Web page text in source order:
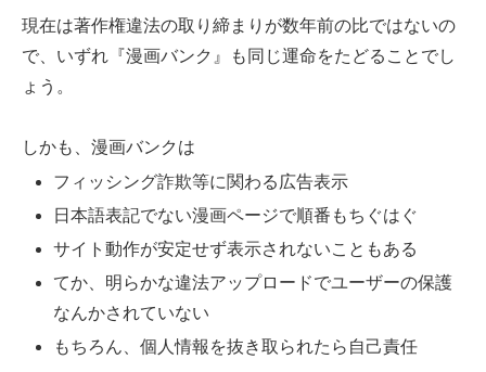
現在は著作権違法の取り締まりが数年前の比ではないの
で、いずれ『漫画バンク』も同じ運命をたどることでし
ょう。
しかも、漫画バンクは
フィッシング詐欺等に関わる広告表示
日本語表記でない漫画ページで順番もちぐはぐ
サイト動作が安定せず表示されないこともある
てか、明らかな違法アップロードでユーザーの保護
なんかされていない
もちろん、個人情報を抜き取られたら自己責任